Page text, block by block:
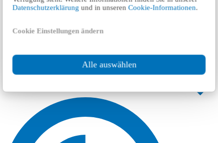
Datenschutzerklärung und in unserenCookie-Informationen.
Cookie Einstellungen ändern
Alle auswählen